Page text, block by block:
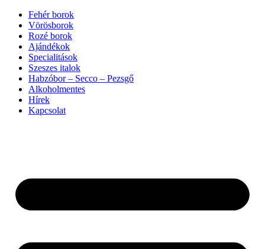
Ugrás
tartalomhoz
Fehér borok
Vörösborok
Rozé borok
Ajándékok
Specialitások
Szeszes italok
Habzóbor – Secco – Pezsgő
Alkoholmentes
Hírek
Kapcsolat